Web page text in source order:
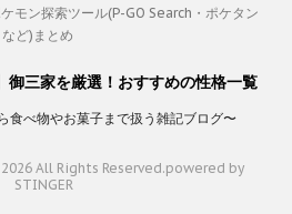
モン探索ツール(P-GO Search・ポケタン
など)まとめ
御三家を厳選！おすすめの性格一覧
食べ物やお菓子まで扱う雑記ブログ〜
All Rights Reserved.powered by
STINGER